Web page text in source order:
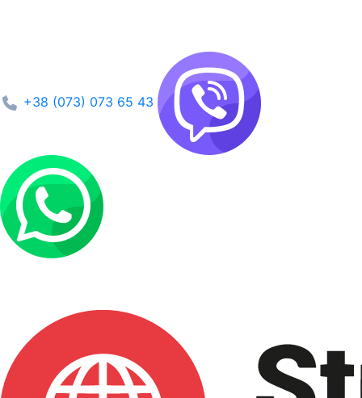
+38 (073) 073 65 43